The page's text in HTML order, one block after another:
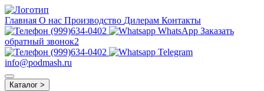
Главная О нас Производство Дилерам Контакты
(999)634-0402
WhatsApp Заказать
обратный звонок2
(999)634-0402
Telegram
info@podmash.ru
Каталог >